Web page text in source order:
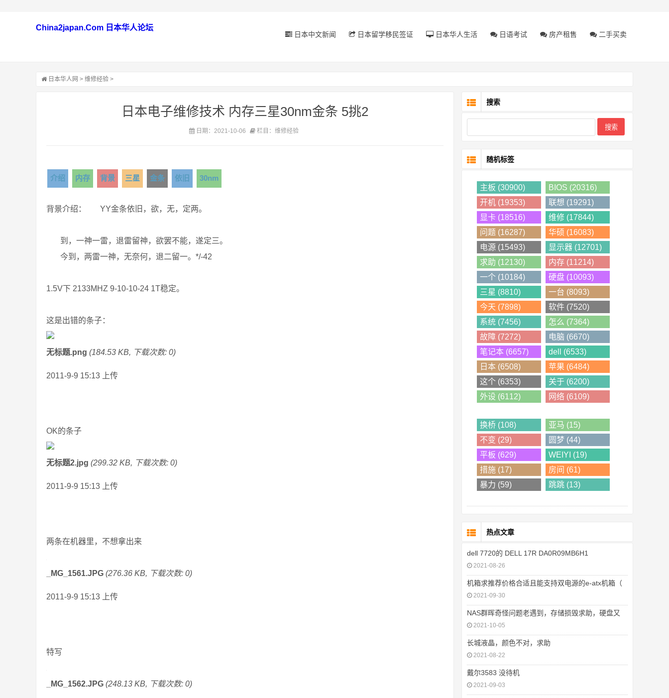
China2japan.Com 日本华人论坛
日本中文新闻 日本留学移民签证 日本华人生活 日语考试 房产租售 二手买卖
日本华人网 > 维修经验 >
日本电子维修技术 内存三星30nm金条 5挑2
日期：2021-10-06 栏目：维修经验
介绍 内存 背景 三星 金条 依旧 30nm
背景介绍： YY金条依旧，欲，无，定两。
到，一神一雷，退雷留神，欲罢不能，遂定三。
今到，两雷一神，无奈何，退二留一。*/-42
1.5V下 2133MHZ 9-10-10-24 1T稳定。
这是出错的条子：
无标题.png (184.53 KB, 下载次数: 0)
2011-9-9 15:13 上传
OK的条子
无标题2.jpg (299.32 KB, 下载次数: 0)
2011-9-9 15:13 上传
两条在机器里，不想拿出来
_MG_1561.JPG (276.36 KB, 下载次数: 0)
2011-9-9 15:13 上传
特写
_MG_1562.JPG (248.13 KB, 下载次数: 0)
搜索
随机标签
主板 (30900)
BIOS (20316)
开机 (19353)
联想 (19291)
显卡 (18516)
维修 (17844)
问题 (16287)
华硕 (16083)
电源 (15493)
显示器 (12701)
求助 (12130)
内存 (11214)
一个 (10184)
硬盘 (10093)
三星 (8810)
一台 (8093)
今天 (7898)
软件 (7520)
系统 (7456)
怎么 (7364)
故障 (7272)
电脑 (6670)
笔记本 (6657)
dell (6533)
日本 (6508)
苹果 (6484)
这个 (6353)
关于 (6200)
外设 (6112)
网络 (6109)
换桥 (108)
亚马 (15)
不变 (29)
圆梦 (44)
平板 (629)
WEIYI (19)
措施 (17)
房间 (61)
暴力 (59)
跳跳 (13)
热点文章
dell 7720的 DELL 17R DA0R09MB6H1
2021-08-26
机箱求推荐价格合适且能支持双电源的e-atx机箱（
2021-09-30
NAS群晖奇怪问题老遇到，存储损毁求助，硬盘又
2021-10-05
长城液晶，颜色不对，求助
2021-08-22
戴尔3583 没待机
2021-09-03